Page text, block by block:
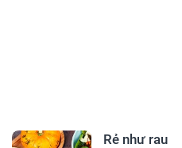
Rẻ như rau